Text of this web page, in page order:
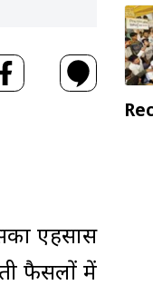
एहसास
फैसलों में